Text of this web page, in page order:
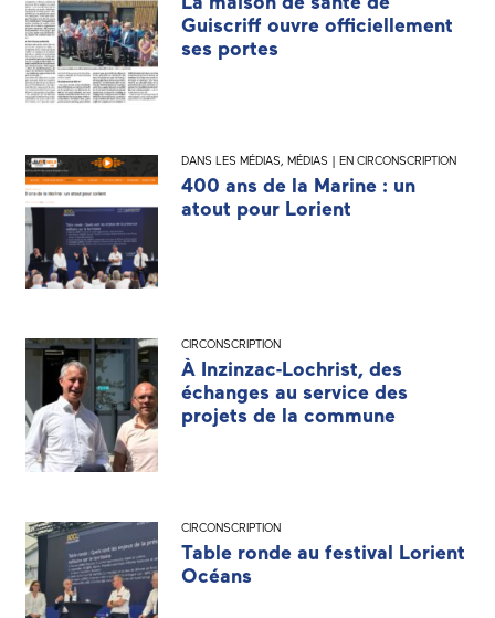
Guiscriff ouvre officiellement
ses portes
DANS LES MÉDIAS, MÉDIAS | EN CIRCONSCRIPTION
400 ans de la Marine : un
atout pour Lorient
CIRCONSCRIPTION
À Inzinzac-Lochrist, des
échanges au service des
projets de la commune
CIRCONSCRIPTION
Table ronde au festival Lorient
Océans